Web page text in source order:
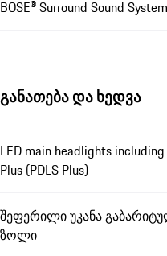
BOSE® Surround Sound System
განათება და ხედვა
LED main headlights
Plus (PDLS Plus)
შეფერილი უკანა
ზოლი